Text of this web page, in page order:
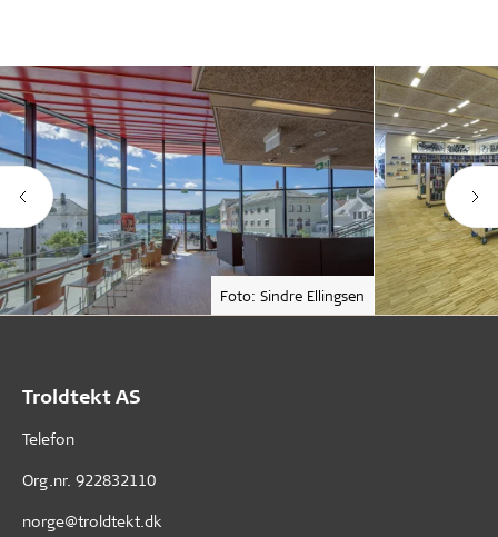
Foto: Sindre Ellingsen
Troldtekt AS
Telefon
Org.nr. 922832110
norge@troldtekt.dk